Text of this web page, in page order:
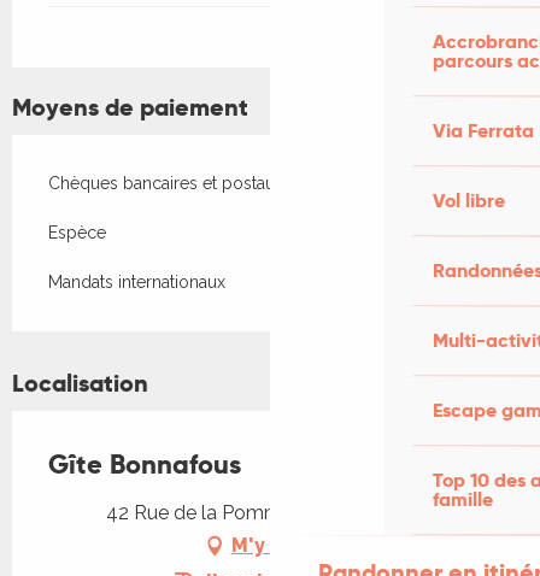
parcours
Via Ferrata
Vol libre
Multi-
Escape
Top 10 des
famille
Moyens de paiement
Chèques bancaires et postaux
Espèce
Mandats internationaux
Localisation
Gîte Bonnafous
42 Rue de la Pomme, 46200 Souillac
M'y rendre